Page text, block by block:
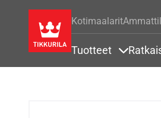
Kotimaalarit
Tuotteet